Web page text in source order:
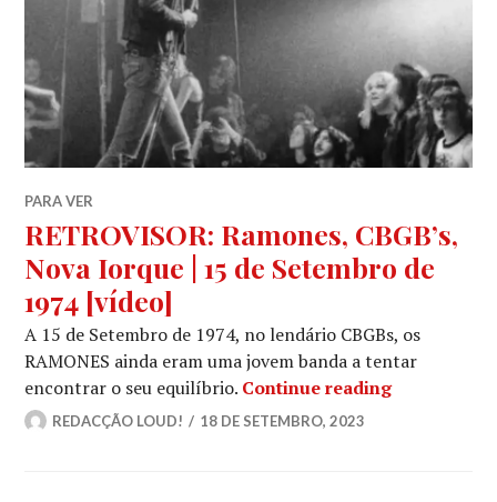
PARA VER
RETROVISOR: Ramones, CBGB’s,
Nova Iorque | 15 de Setembro de
1974 [vídeo]
A 15 de Setembro de 1974, no lendário CBGBs, os
RAMONES ainda eram uma jovem banda a tentar
encontrar o seu equilíbrio. Continue reading
REDACÇÃO LOUD! 18 DE SETEMBRO, 2023